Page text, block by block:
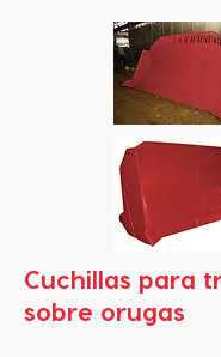
Cuchillas para
sobre orugas